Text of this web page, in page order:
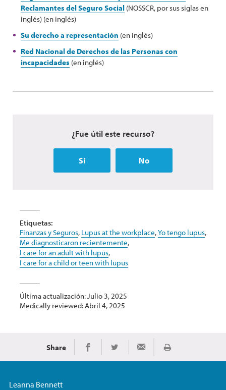
Reclamantes del Seguro Social (NOSSCR, por sus siglas en
inglés) (en inglés)
Su derecho a representación (en inglés)
Red Nacional de Derechos de las Personas con
incapacidades (en inglés)
¿Fue útil este recurso?
Sí No
Etiquetas:
Finanzas y Seguros, Lupus at the workplace,Yo tengo lupus,
Me diagnosticaron recientemente,
I care for an adult with lupus,
I care for a child or teen with lupus
Última actualización: Julio 3, 2025
Medically reviewed: Abril 4, 2025
Share Share on Facebook
Share on TwitterShare via EmailImprimir
Leanna Bennett